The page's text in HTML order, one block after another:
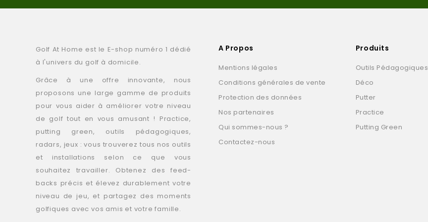
Golf At Home est le E-shop numéro 1 dédié
à l'univers du golf à domicile.
Grâce à une offre innovante, nous
proposons une large gamme de produits
pour vous aider à améliorer votre niveau
de golf tout en vous amusant ! Practice,
putting green, outils pédagogiques,
radars, jeux : vous trouverez tous nos outils
et installations selon ce que vous
souhaitez travailler. Obtenez des feed-
backs précis et élevez durablement votre
niveau de jeu, et partagez des moments
golfiques avec vos amis et votre famille.
A Propos
Mentions légales
Conditions générales de vente
Protection des données
Nos partenaires
Qui sommes-nous ?
Contactez-nous
Produits
Outils Pédagogiques
Déco
Putter
Practice
Putting Green